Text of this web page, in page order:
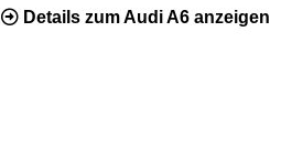
Details zum Audi A6 anzeigen